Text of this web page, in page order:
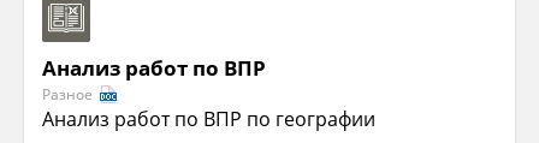
Анализ работ по ВПР
Разное
Анализ работ по ВПР по географии